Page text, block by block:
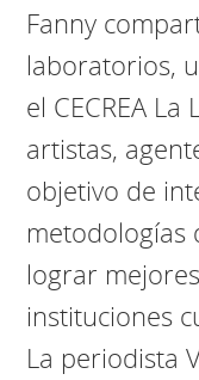
Fanny
laboratorios,
el CECREA
artistas,
objetivo de
metodologías
lograr
instituciones
La periodista